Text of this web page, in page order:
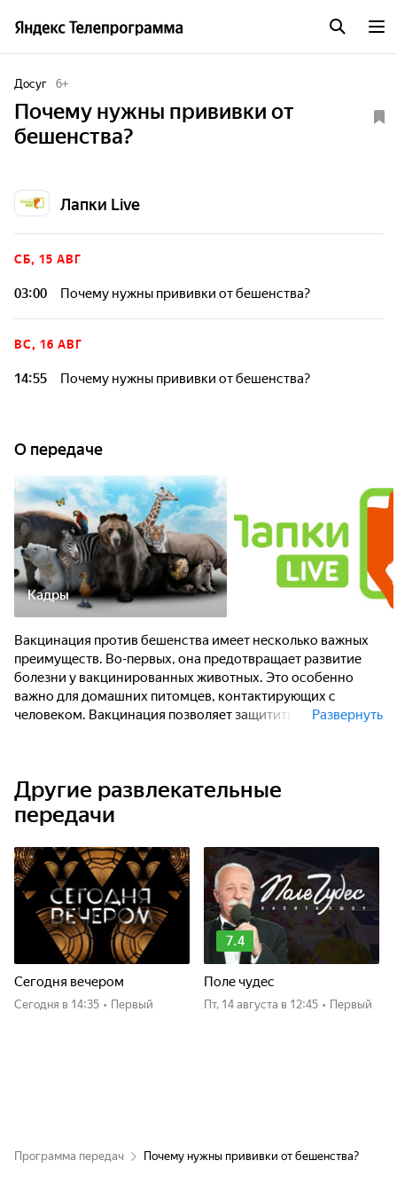
Досуг 6+
Почему нужны прививки от
бешенства?
Лапки Live
СБ, 15 АВГ
03:00 Почему нужны прививки от бешенства?
ВС, 16 АВГ
14:55 Почему нужны прививки от бешенства?
О передаче
Кадры
Вакцинация против бешенства имеет несколько важных
преимуществ. Во-первых, она предотвращает развитие
болезни у вакцинированных животных. Это особенно
важно для домашних питомцев, контактирующих с
человеком. Вакцинация позволяет защитить не только
Развернуть
Другие развлекательные
передачи
Сегодня вечером
Сегодня в 14:35 • Первый
7.4
Поле чудес
пт, 14 августа в 12:45 • Первый
Программа передач Почему нужны прививки от бешенства?